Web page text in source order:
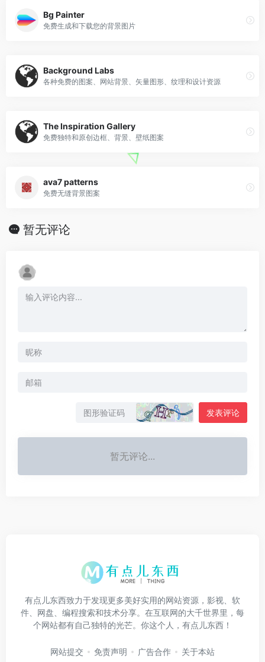
Bg Painter
免费生成和下载您的背景图片
Background Labs
各种免费的图案、网站背景、矢量图形、纹理和设计资源
The Inspiration Gallery
免费独特和原创边框、背景、壁纸图案
ava7 patterns
免费无缝背景图案
暂无评论
发表评论
暂无评论...
有点儿东西致力于发现更多美好实用的网站资源，影视、软
件、网盘、编程搜索和技术分享。在互联网的大千世界里，每
个网站都有自己独特的光芒。你这个人，有点儿东西！
网站提交 免责声明 广告合作 关于本站